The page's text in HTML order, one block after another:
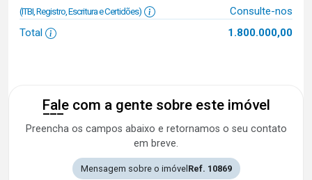
(ITBI, Registro, Escritura e Certidões)
Consulte-nos
Total
1.800.000,00
Fale com a gente sobre este imóvel
Preencha os campos abaixo e retornamos o seu contato
em breve.
Mensagem sobre o imóvelRef. 10869